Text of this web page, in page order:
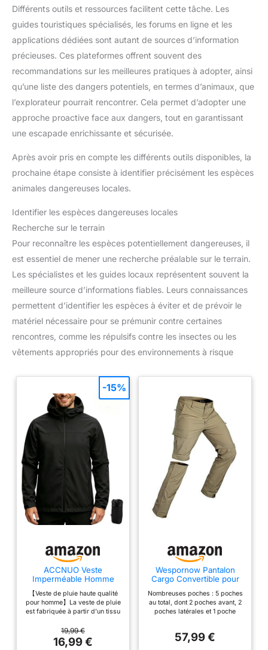
Différents outils et ressources facilitent cette tâche. Les
guides touristiques spécialisés, les forums en ligne et les
applications dédiées sont autant de sources d’information
précieuses. Ces plateformes offrent souvent des
recommandations sur les meilleures pratiques à adopter, ainsi
qu’une liste des dangers potentiels, en termes d’animaux, que
l’explorateur pourrait rencontrer. Cela permet d’adopter une
approche proactive face aux dangers, tout en garantissant
une escapade enrichissante et sécurisée.
Après avoir pris en compte les différents outils disponibles, la
prochaine étape consiste à identifier précisément les espèces
animales dangereuses locales.
Identifier les espèces dangereuses locales
Recherche sur le terrain
Pour reconnaître les espèces potentiellement dangereuses, il
est essentiel de mener une recherche préalable sur le terrain.
Les spécialistes et les guides locaux représentent souvent la
meilleure source d’informations fiables. Leurs connaissances
permettent d’identifier les espèces à éviter et de prévoir le
matériel nécessaire pour se prémunir contre certaines
rencontres, comme les répulsifs contre les insectes ou les
vêtements appropriés pour des environnements à risque
ACCNUO Veste
Imperméable Homme
Imperméable et légère
Veste de pluie pour
homme veste de pluie
pour le cyclisme, la
【Veste de pluie haute qualité
pour homme】La veste de pluie
est fabriquée à partir d'un tissu
d'une technologie imperméable,
avec une imperméabilité de
8000 mmH₂O. La fermeture
19,99 €
16,99 €
-15%
Wespornow Pantalon
Cargo Convertible pour
Homme à séchage
Rapide léger et Respirant
avec Fermeture éclair
pour randonnée,
Safari (XL, Kaki)
Nombreuses poches : 5 poches
au total, dont 2 poches avant, 2
poches latérales et 1 poche
téléphone de 6,5 pouces ou tout
57,99 €